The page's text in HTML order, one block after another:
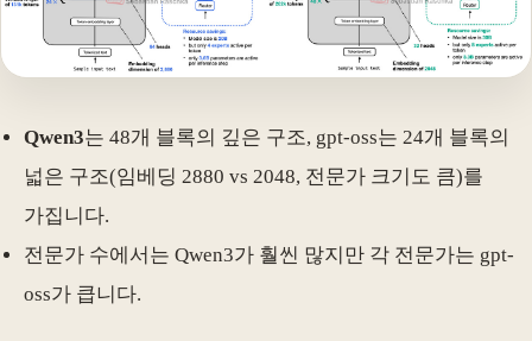
Qwen3는 48개 블록의 깊은 구조, gpt-oss는 24개 블록의
넓은 구조(임베딩 2880 vs 2048, 전문가 크기도 큼)를
가집니다.
전문가 수에서는 Qwen3가 훨씬 많지만 각 전문가는 gpt-
oss가 큽니다.